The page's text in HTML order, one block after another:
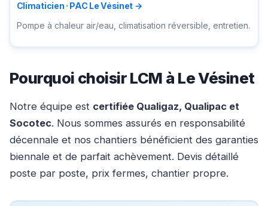
Climaticien · PAC Le Vésinet →
Pompe à chaleur air/eau, climatisation réversible, entretien.
Pourquoi choisir LCM à Le Vésinet
Notre équipe est certifiée Qualigaz, Qualipac et
Socotec. Nous sommes assurés en responsabilité
décennale et nos chantiers bénéficient des garanties
biennale et de parfait achèvement. Devis détaillé
poste par poste, prix fermes, chantier propre.